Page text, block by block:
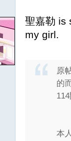
聖嘉勒 is
my girl.
原
的
本